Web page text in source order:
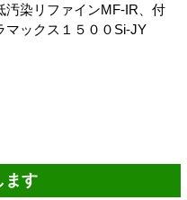
汚染リファインMF-IR、付
マックス１５００Si-JY
ます